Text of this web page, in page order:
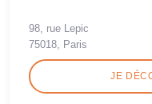
98, rue Lepic
75018, Paris
JE